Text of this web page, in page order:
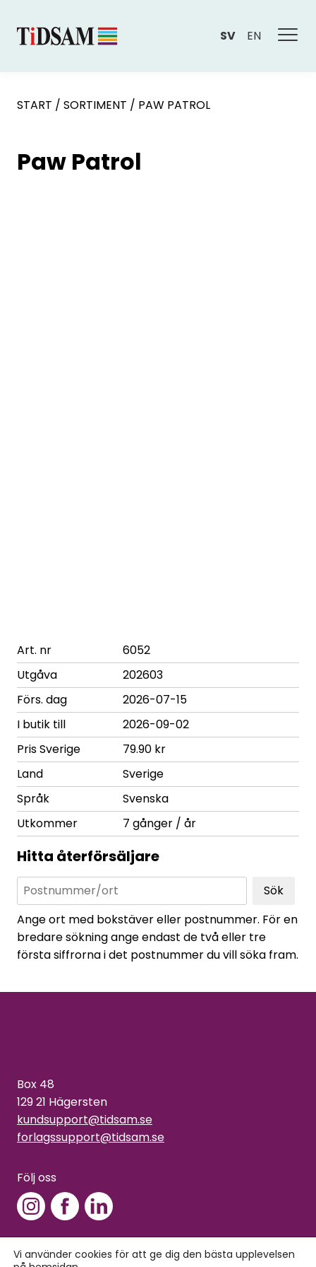
SV EN
START / SORTIMENT / PAW PATROL
Paw Patrol
Art. nr
6052
Utgåva
202603
Förs. dag
2026-07-15
I butik till
2026-09-02
Pris Sverige
79.90 kr
Land
Sverige
Språk
Svenska
Utkommer
7 gånger / år
Hitta återförsäljare
Sök
Ange ort med bokstäver eller postnummer. För en
bredare sökning ange endast de två eller tre
första siffrorna i det postnummer du vill söka fram.
Box 48
129 21 Hägersten
kundsupport@tidsam.se
forlagssupport@tidsam.se
Följ oss
Vi använder cookies för att ge dig den bästa upplevelsen